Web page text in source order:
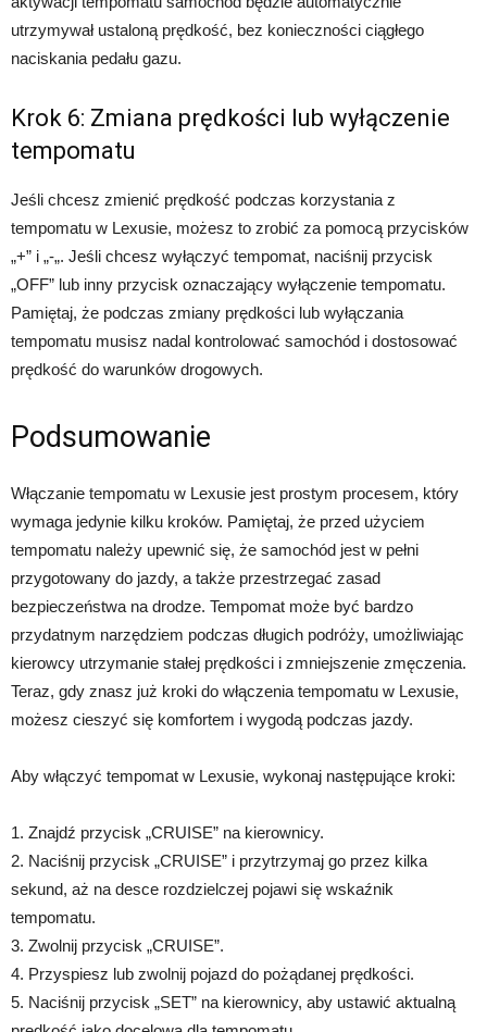
utrzymywał ustaloną prędkość, bez konieczności ciągłego
naciskania pedału gazu.
Krok 6: Zmiana prędkości lub wyłączenie
tempomatu
Jeśli chcesz zmienić prędkość podczas korzystania z
tempomatu w Lexusie, możesz to zrobić za pomocą przycisków
„+” i „-„. Jeśli chcesz wyłączyć tempomat, naciśnij przycisk
„OFF” lub inny przycisk oznaczający wyłączenie tempomatu.
Pamiętaj, że podczas zmiany prędkości lub wyłączania
tempomatu musisz nadal kontrolować samochód i dostosować
prędkość do warunków drogowych.
Podsumowanie
Włączanie tempomatu w Lexusie jest prostym procesem, który
wymaga jedynie kilku kroków. Pamiętaj, że przed użyciem
tempomatu należy upewnić się, że samochód jest w pełni
przygotowany do jazdy, a także przestrzegać zasad
bezpieczeństwa na drodze. Tempomat może być bardzo
przydatnym narzędziem podczas długich podróży, umożliwiając
kierowcy utrzymanie stałej prędkości i zmniejszenie zmęczenia.
Teraz, gdy znasz już kroki do włączenia tempomatu w Lexusie,
możesz cieszyć się komfortem i wygodą podczas jazdy.
Aby włączyć tempomat w Lexusie, wykonaj następujące kroki:
1. Znajdź przycisk „CRUISE” na kierownicy.
2. Naciśnij przycisk „CRUISE” i przytrzymaj go przez kilka
sekund, aż na desce rozdzielczej pojawi się wskaźnik
tempomatu.
3. Zwolnij przycisk „CRUISE”.
4. Przyspiesz lub zwolnij pojazd do pożądanej prędkości.
5. Naciśnij przycisk „SET” na kierownicy, aby ustawić aktualną